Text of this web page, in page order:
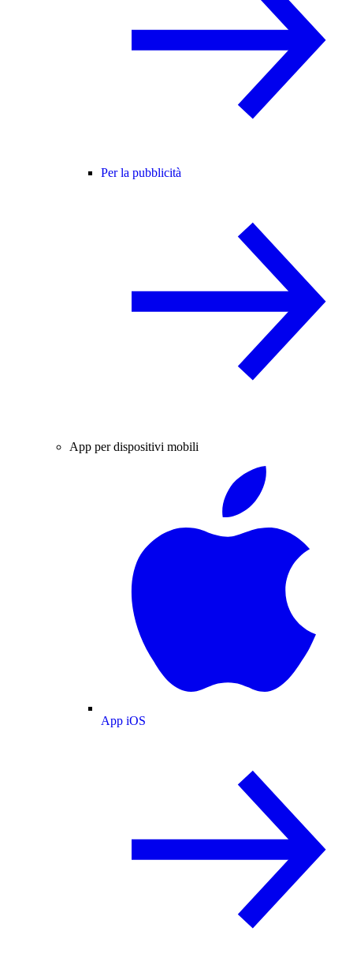
Per la pubblicità
App per dispositivi mobili
App iOS